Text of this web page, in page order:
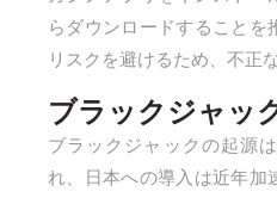
らダウンロードすることを
リスクを避けるため、不正
ブラックジャッ
ブラックジャックの起源
れ、日本への導入は近年加